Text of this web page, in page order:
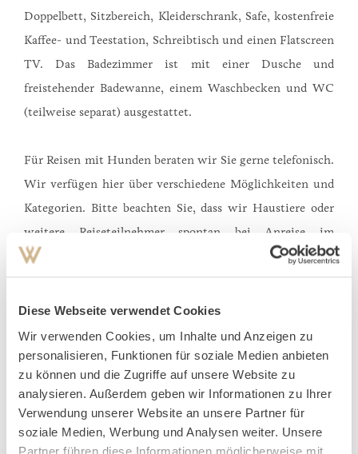
Diese Webseite verwendet Cookies
Wir verwenden Cookies, um Inhalte und Anzeigen zu
personalisieren, Funktionen für soziale Medien anbieten
zu können und die Zugriffe auf unsere Website zu
analysieren. Außerdem geben wir Informationen zu Ihrer
Verwendung unserer Website an unsere Partner für
soziale Medien, Werbung und Analysen weiter. Unsere
Partner führen diese Informationen möglicherweise mit
Doppelbett, Sitzbereich, Kleiderschrank, Safe, kostenfreie
Kaffee- und Teestation, Schreibtisch und einen Flatscreen
TV. Das Badezimmer ist mit einer Dusche und
freistehender Badewanne, einem Waschbecken und WC
(teilweise separat) ausgestattet.
Für Reisen mit Hunden beraten wir Sie gerne telefonisch.
Wir verfügen hier über verschiedene Möglichkeiten und
Kategorien. Bitte beachten Sie, dass wir Haustiere oder
weitere Reiseteilnehmer spontan bei Anreise im
gebuchten Zimmer unter Umständen nicht
berücksichtigen können. Hunde werden von uns
ausschließlich nach vorheriger Anmeldung und
vorgesehenen Zimmer und Suiten akzeptiert.
*Die Bilder sind eine beispielhafte Darstellung. Bitte
beachten Sie, dass aufgrund der Individualität von
Weissenhaus, Details in der Ausstattung sowie in der